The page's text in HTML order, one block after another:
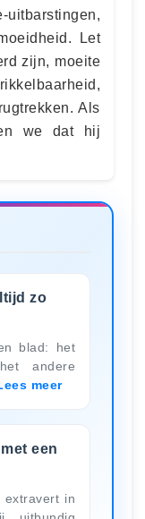
Let
zijn, moeite
Als
we dat hij
zo
blad: het
andere
meer
een
extravert in